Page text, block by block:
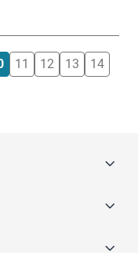
11 12 13
14